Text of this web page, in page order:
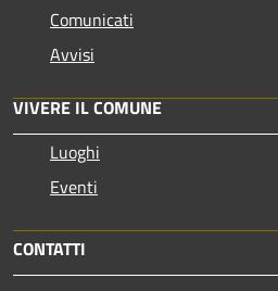
Comunicati
Avvisi
VIVERE IL COMUNE
Luoghi
Eventi
CONTATTI